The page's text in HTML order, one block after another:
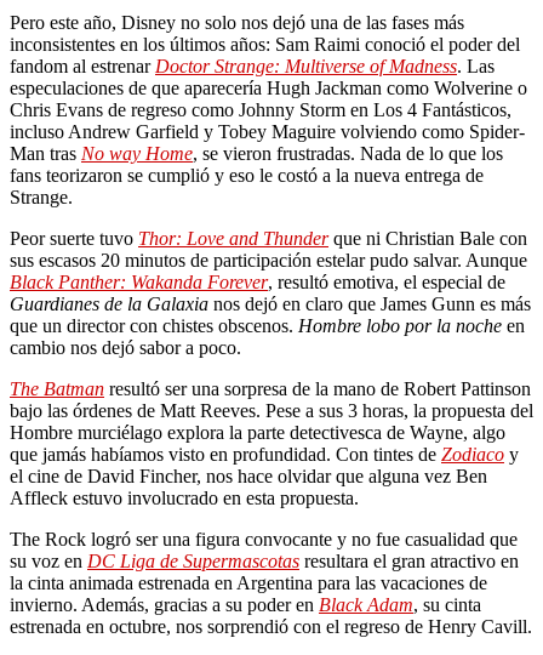
Pero este año, Disney no solo nos dejó una de las fases más
inconsistentes en los últimos años: Sam Raimi conoció el poder del
fandom al estrenar Doctor Strange: Multiverse of Madness. Las
especulaciones de que aparecería Hugh Jackman como Wolverine o
Chris Evans de regreso como Johnny Storm en Los 4 Fantásticos,
incluso Andrew Garfield y Tobey Maguire volviendo como Spider-
Man tras No way Home, se vieron frustradas. Nada de lo que los
fans teorizaron se cumplió y eso le costó a la nueva entrega de
Strange.
Peor suerte tuvo Thor: Love and Thunderque ni Christian Bale con
sus escasos 20 minutos de participación estelar pudo salvar. Aunque
Black Panther: Wakanda Forever, resultó emotiva, el especial de
Guardianes de la Galaxia nos dejó en claro que James Gunn es más
que un director con chistes obscenos. Hombre lobo por la noche en
cambio nos dejó sabor a poco.
The Batman resultó ser una sorpresa de la mano de Robert Pattinson
bajo las órdenes de Matt Reeves. Pese a sus 3 horas, la propuesta del
Hombre murciélago explora la parte detectivesca de Wayne, algo
que jamás habíamos visto en profundidad. Con tintes de Zodiaco y
el cine de David Fincher, nos hace olvidar que alguna vez Ben
Affleck estuvo involucrado en esta propuesta.
The Rock logró ser una figura convocante y no fue casualidad que
su voz en DC Liga de Supermascotas resultara el gran atractivo en
la cinta animada estrenada en Argentina para las vacaciones de
invierno. Además, gracias a su poder en Black Adam, su cinta
estrenada en octubre, nos sorprendió con el regreso de Henry Cavill.